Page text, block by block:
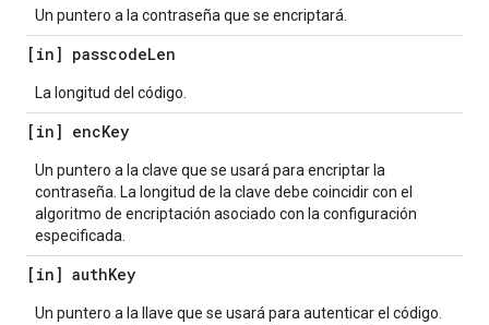
Un puntero a la contraseña que se encriptará.
[in] passcodeLen
La longitud del código.
[in] encKey
Un puntero a la clave que se usará para encriptar la
contraseña. La longitud de la clave debe coincidir con el
algoritmo de encriptación asociado con la configuración
especificada.
[in] authKey
Un puntero a la llave que se usará para autenticar el código.